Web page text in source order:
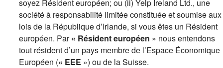
soyez Résident européen; ou (ii) Yelp Ireland Ltd., une
société à responsabilité limitée constituée et soumise aux
lois de la République d’Irlande, si vous êtes un Résident
européen. Par« Résident européen » nous entendons
tout résident d’un pays membre de l’Espace Économique
Européen (« EEE ») ou de la Suisse.